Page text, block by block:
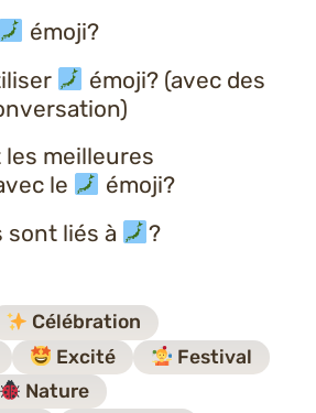
émoji?
émoji? (avec des
les meilleures
le
émoji?
sont liés à
?
Célébration
Excité
Festival
Nature